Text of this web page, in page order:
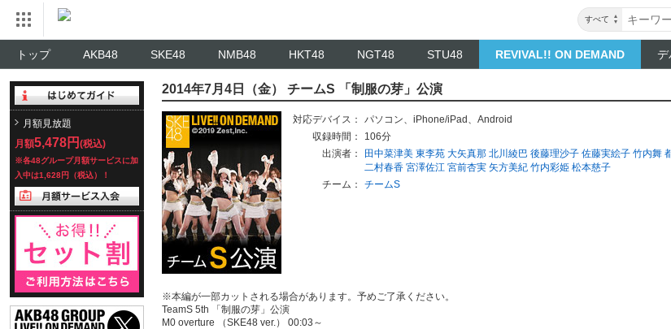
すべて
トップ AKB48 SKE48 NMB48 HKT48 NGT48 STU48 REVIVAL!! ON DEMAND デ
月額見放題
月額5,478円 (税込)
※各48グループ月額サービスに加
入中は1,628円（税込）！
2014年7月4日（金） チームS 「制服の芽」公演
対応デバイス： パソコン、 iPhone/iPad 、 Android
収録時間：
106分
出演者：
田中菜津美 東李苑 大矢真那 北川綾巴 後藤理沙子 佐藤実絵子 竹内舞
二村春香 宮澤佐江 宮前杏実 矢方美紀 竹内彩姫 松本慈子
チーム：
チームS
※本編が一部カットされる場合があります。予めご了承ください。
TeamS 5th 「制服の芽」公演
M0 overture （SKE48 ver.） 00:03～